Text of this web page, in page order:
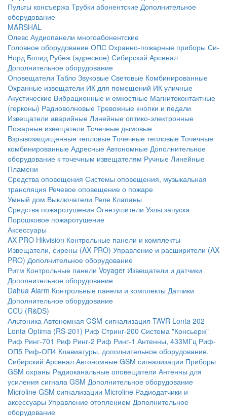
Пульты консъержа Трубки абонентские Дополнительное
оборудование
MARSHAL
Олевс Аудиопанели многоабонентские
Головное оборудование ОПС Охранно-пожарные приборы Си-
Норд Болид Рубеж (адресное) Сибирский Арсенал
Дополнительное оборудование
Оповещатели Табло Звуковые Световые Комбинированные
Охранные извещатели ИК для помещений ИК уличные
Акустические Вибрационные и емкостные Магнитоконтактные
(герконы) Радиоволновые Тревожные кнопки и педали
Извещатели аварийные Линейные оптико-электронные
Пожарные извещатели Точечные дымовые
Взрывозащищенные тепловые Точечные тепловые Точечные
комбинированные Адресные Автономные Дополнительное
оборудование к точечным извещателям Ручные Линейные
Пламени
Средства оповещения Системы оповещения, музыкальная
трансляция Речевое оповещение о пожаре
Умный дом Выключатели Реле Клапаны
Средства пожаротушения Огнетушители Узлы запуска
Порошковое пожаротушение
Аксессуары
AX PRO Hikvision Контрольные панели и комплекты
Извещатели, сирены (AX PRO) Управление и расширители (AX
PRO) Дополнительное оборудование
Ритм Контрольные панели Voyager Извещатели и датчики
Дополнительное оборудование
Dahua Alarm Контрольные панели и комплекты Датчики
Дополнительное оборудование
CCU (R&DS)
Альтоника Автономная GSM-сигнализация TAVR Lonta 202
Lonta Optima (RS-201) Риф Стринг-200 Система "Консьерж"
Риф Ринг-701 Риф Ринг-2 Риф Ринг-1 Антенны, 433МГц Риф-
ОП5 Риф-ОП4 Клавиатуры, дополнительное оборудование.
Сибирский Арсенал Автономные GSM сигнализации Приборы
GSM охраны Радиоканальные оповещатели Антенны для
усиления сигнала GSM Дополнительное оборудование
Microline GSM cигнализации Microline Радиодатчики и
аксессуары Управление отоплением Дополнительное
оборудование